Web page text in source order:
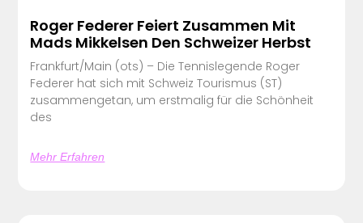
Roger Federer Feiert Zusammen Mit
Mads Mikkelsen Den Schweizer Herbst
Frankfurt/Main (ots) – Die Tennislegende Roger
Federer hat sich mit Schweiz Tourismus (ST)
zusammengetan, um erstmalig für die Schönheit
des
Mehr Erfahren